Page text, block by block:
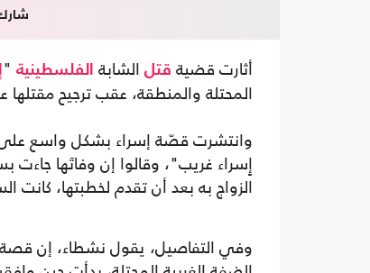
شارك
أثارت قضية قتل الشابة الفلسطينية "
المحتلة والمنطقة، عقب ترجيح
وانتشرت قصّة إسراء بشكل واسع على
إٍسراء غريب"، وقالوا إن وفاتَها
الزواج به بعد أن تقدم لخطبتها،
وفي التفاصيل، يقول نشطاء، إن